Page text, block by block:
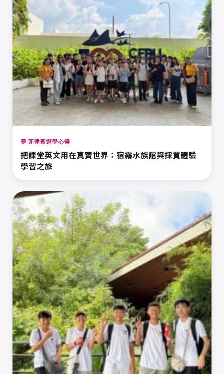
💬 菲律賓遊學心得
把課堂英文用在真實世界：宿霧水族館與採買體驗
學習之旅